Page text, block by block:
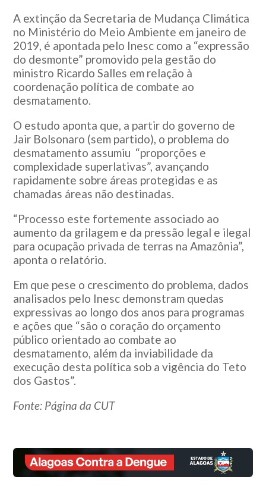
A extinção da Secretaria de Mudança Climática
no Ministério do Meio Ambiente em janeiro de
2019, é apontada pelo Inesc como a “expressão
do desmonte” promovido pela gestão do
ministro Ricardo Salles em relação à
coordenação política de combate ao
desmatamento.
O estudo aponta que, a partir do governo de
Jair Bolsonaro (sem partido), o problema do
desmatamento assumiu “proporções e
complexidade superlativas”, avançando
rapidamente sobre áreas protegidas e as
chamadas áreas não destinadas.
“Processo este fortemente associado ao
aumento da grilagem e da pressão legal e ilegal
para ocupação privada de terras na Amazônia”,
aponta o relatório.
Em que pese o crescimento do problema, dados
analisados pelo Inesc demonstram quedas
expressivas ao longo dos anos para programas
e ações que “são o coração do orçamento
público orientado ao combate ao
desmatamento, além da inviabilidade da
execução desta política sob a vigência do Teto
dos Gastos”.
Fonte: Página da CUT